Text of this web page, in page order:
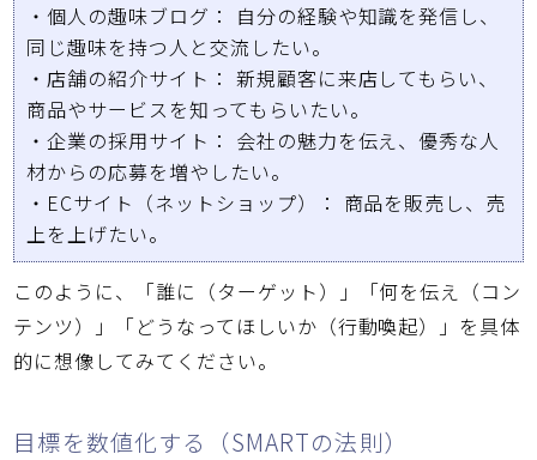
・個人の趣味ブログ：
自分の経験や知識を発信し、
同じ趣味を持つ人と交流したい。
・店舗の紹介サイト： 新規顧客に来店してもらい、
商品やサービスを知ってもらいたい。
・企業の採用サイト： 会社の魅力を伝え、優秀な人
材からの応募を増やしたい。
・ ECサイト（ネットショップ）： 商品を販売し、売
上を上げたい。
このように、
「誰に（ターゲット）」「何を伝え（コン
テンツ）」「どうなってほしいか（行動喚起）」 を具体
的に想像してみてください。
目標を数値化する（SMARTの法則）